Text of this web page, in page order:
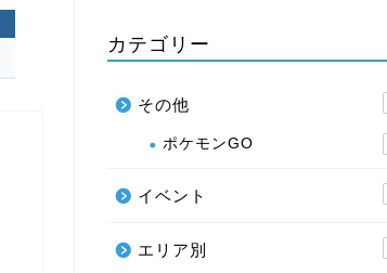
カテゴリー
その他
ポケモンGO
イベント
エリア別